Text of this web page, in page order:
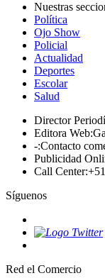
Nuestras
Política
Ojo Show
Policial
Actualidad
Deportes
Escolar
Salud
Director
Editora Web:
-:Contacto
Publicidad
Call Center:
Síguenos
Red el Comercio